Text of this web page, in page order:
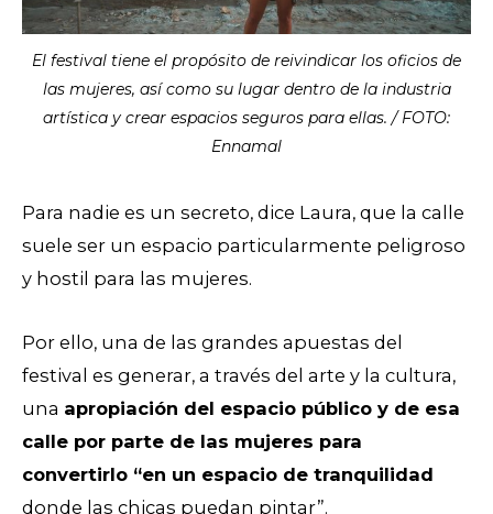
El festival tiene el propósito de reivindicar los oficios de
las mujeres, así como su lugar dentro de la industria
artística y crear espacios seguros para ellas. / FOTO:
Ennamal
Para nadie es un secreto, dice Laura, que la calle
suele ser un espacio particularmente peligroso
y hostil para las mujeres.
Por ello, una de las grandes apuestas del
festival es generar, a través del arte y la cultura,
una apropiación del espacio público y de esa
calle por parte de las mujeres para
convertirlo “en un espacio de tranquilidad
donde las chicas puedan pintar”.